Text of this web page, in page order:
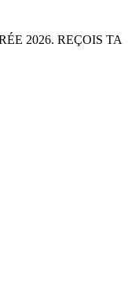
2026. REÇOIS TA